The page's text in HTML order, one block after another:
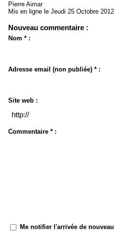
Pierre Aimar
Mis en ligne le Jeudi 25 Octobre
Nouveau commentaire :
Nom * :
Adresse email (non publiée) * :
Site web :
Commentaire * :
Me notifier l'arrivée de